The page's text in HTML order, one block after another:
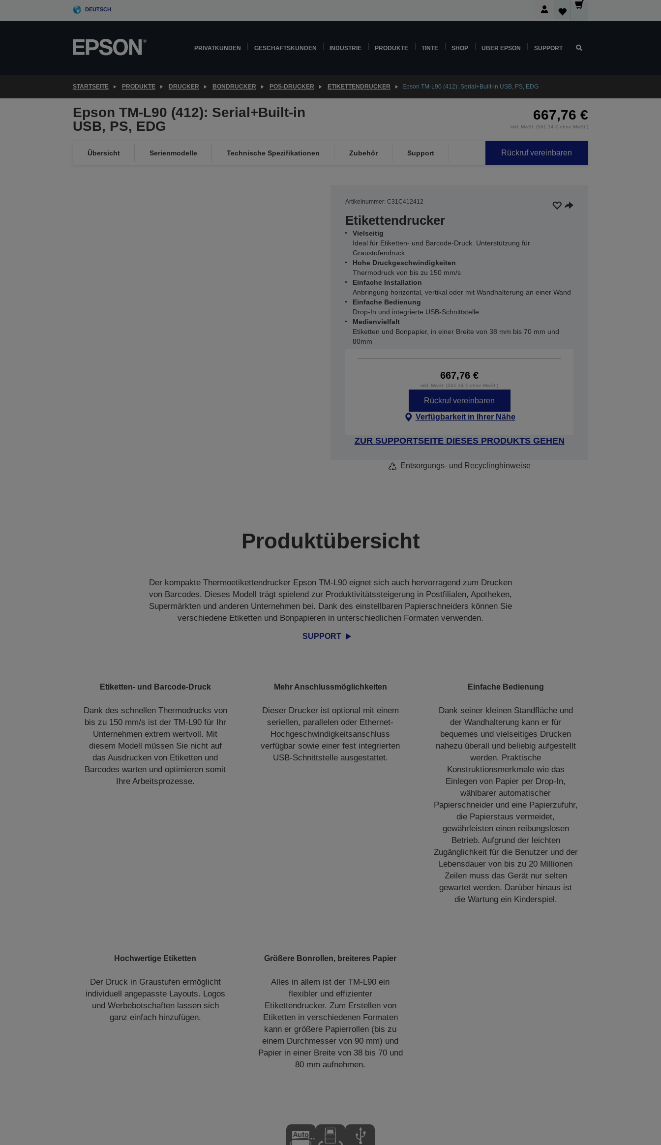
DEUTSCH
PRIVATKUNDEN GESCHÄFTSKUNDEN INDUSTRIE PRODUKTE TINTE SHOP ÜBER EPSON SUPPORT
STARTSEITE PRODUKTE DRUCKER BONDRUCKER POS-DRUCKER ETIKETTENDRUCKER Epson TM-L90 (412): Serial+Built-in USB, PS, EDG
Epson TM-L90 (412): Serial+Built-in
USB, PS, EDG
667,76 €
inkl. MwSt. (561,14 € ohne MwSt.)
Übersicht Serienmodelle Technische Spezifikationen Zubehör Support Rückruf vereinbaren
Artikelnummer: C31C412412
Etikettendrucker
Vielseitig
Ideal für Etiketten- und Barcode-Druck. Unterstützung für
Graustufendruck.
Hohe Druckgeschwindigkeiten
Thermodruck von bis zu 150 mm/s
Einfache Installation
Anbringung horizontal, vertikal oder mit Wandhalterung an einer Wand
Einfache Bedienung
Drop-In und integrierte USB-Schnittstelle
Medienvielfalt
Etiketten und Bonpapier, in einer Breite von 38 mm bis 70 mm und
80mm
667,76 €
inkl. MwSt. (561,14 € ohne MwSt.)
Rückruf vereinbaren
Verfügbarkeit in Ihrer Nähe
ZUR SUPPORTSEITE DIESES PRODUKTS GEHEN
Entsorgungs- und Recyclinghinweise
Produktübersicht
Der kompakte Thermoetikettendrucker Epson TM-L90 eignet sich auch hervorragend zum Drucken
von Barcodes. Dieses Modell trägt spielend zur Produktivitätssteigerung in Postfilialen, Apotheken,
Supermärkten und anderen Unternehmen bei. Dank des einstellbaren Papierschneiders können Sie
verschiedene Etiketten und Bonpapieren in unterschiedlichen Formaten verwenden.
SUPPORT
Etiketten- und Barcode-Druck
Dank des schnellen Thermodrucks von
bis zu 150 mm/s ist der TM-L90 für Ihr
Unternehmen extrem wertvoll. Mit
diesem Modell müssen Sie nicht auf
das Ausdrucken von Etiketten und
Barcodes warten und optimieren somit
Ihre Arbeitsprozesse.
Mehr Anschlussmöglichkeiten
Dieser Drucker ist optional mit einem
seriellen, parallelen oder Ethernet-
Hochgeschwindigkeitsanschluss
verfügbar sowie einer fest integrierten
USB-Schnittstelle ausgestattet.
Einfache Bedienung
Dank seiner kleinen Standfläche und
der Wandhalterung kann er für
bequemes und vielseitiges Drucken
nahezu überall und beliebig aufgestellt
werden. Praktische
Konstruktionsmerkmale wie das
Einlegen von Papier per Drop-In,
wählbarer automatischer
Papierschneider und eine Papierzufuhr,
die Papierstaus vermeidet,
gewährleisten einen reibungslosen
Betrieb. Aufgrund der leichten
Zugänglichkeit für die Benutzer und der
Lebensdauer von bis zu 20 Millionen
Zeilen muss das Gerät nur selten
gewartet werden. Darüber hinaus ist
die Wartung ein Kinderspiel.
Hochwertige Etiketten
Der Druck in Graustufen ermöglicht
individuell angepasste Layouts. Logos
und Werbebotschaften lassen sich
ganz einfach hinzufügen.
Größere Bonrollen, breiteres Papier
Alles in allem ist der TM-L90 ein
flexibler und effizienter
Etikettendrucker. Zum Erstellen von
Etiketten in verschiedenen Formaten
kann er größere Papierrollen (bis zu
einem Durchmesser von 90 mm) und
Papier in einer Breite von 38 bis 70 und
80 mm aufnehmen.